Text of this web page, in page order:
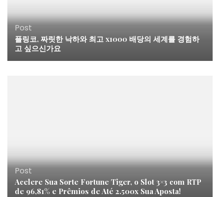
Post
플링코, 짜릿한 낙하와 최고 x1000 배당의 세계를 경험하
고 싶으신가요
Post
Acelere Sua Sorte Fortune Tiger, o Slot 3×3 com RTP
de 96,81% e Prêmios de Até 2.500x Sua Aposta!